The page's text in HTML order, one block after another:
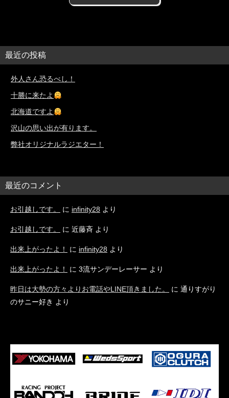
最近の投稿
外人さん恐るべし！
十勝に来たよ
北海道ですよ
沢山の思い出が有ります。
弊社オリジナルラジエター！
最近のコメント
お引越しです。 に infinity28 より
お引越しです。 に 近藤斉 より
出来上がったよ！ に infinity28 より
出来上がったよ！ に 3流サンデーレーサー より
昨日は大勢の方々よりお電話やLINE頂きました。 に 通りすがり
のサニー好き より